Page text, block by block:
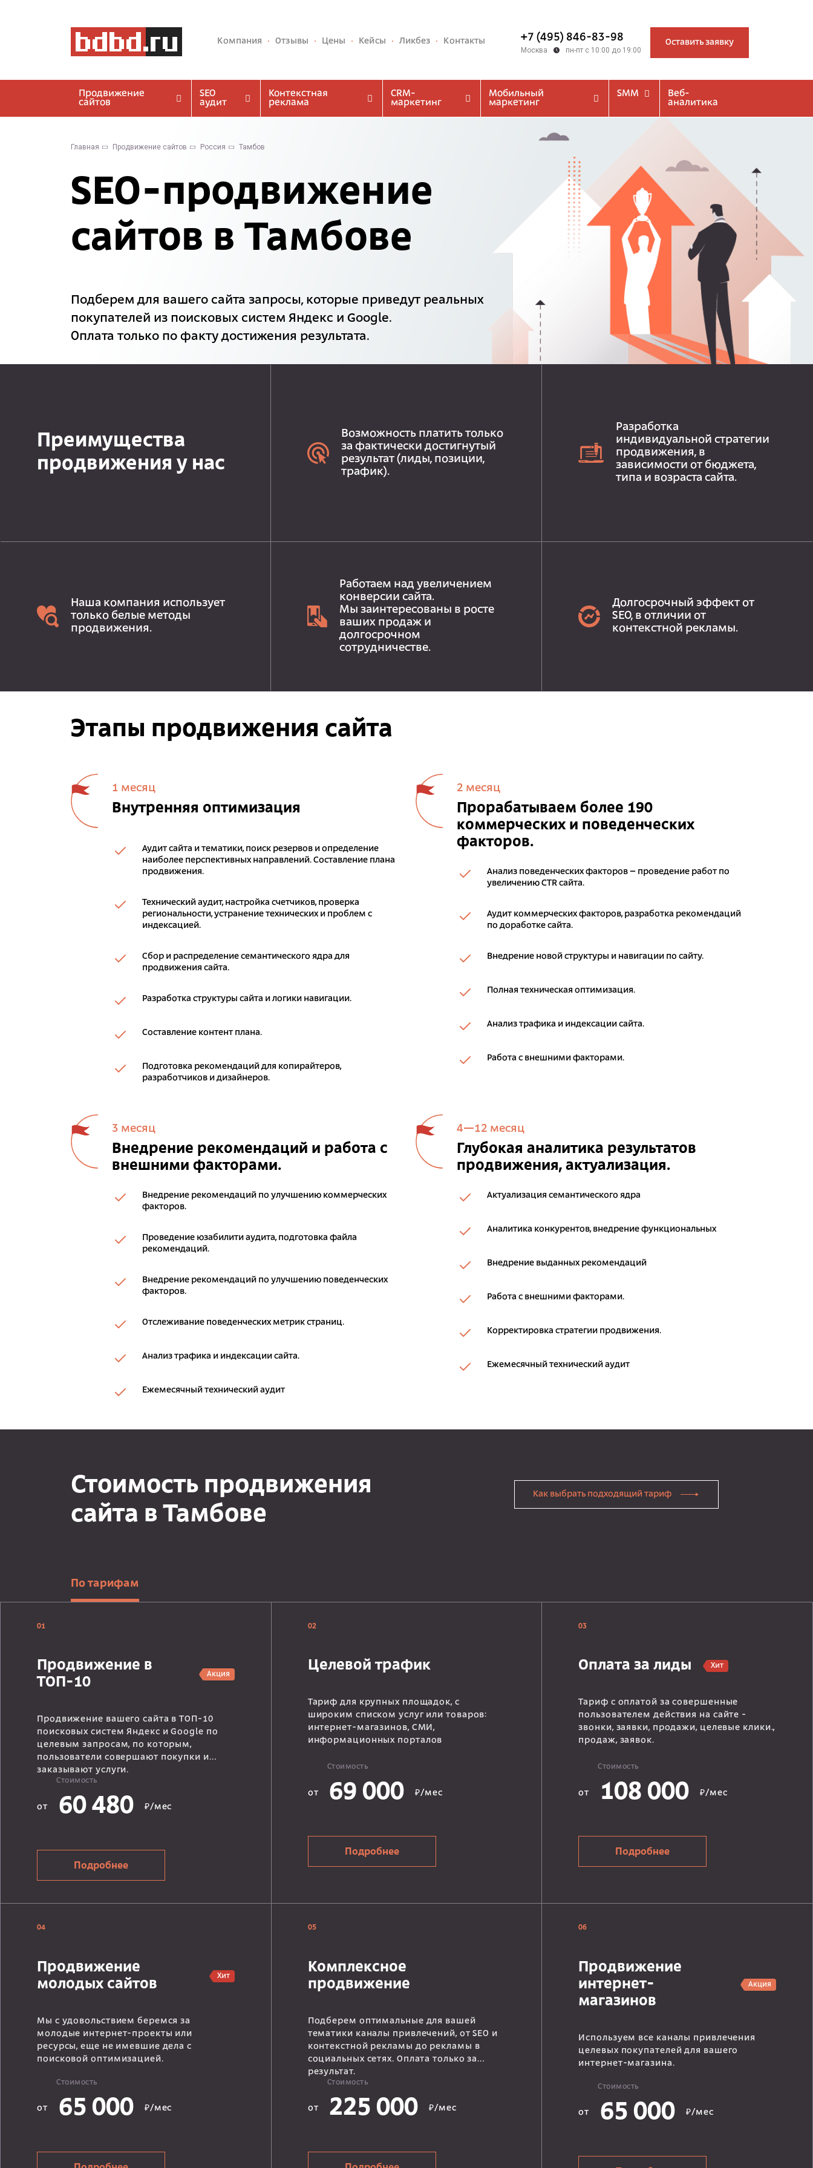
Компания Отзывы Цены Кейсы Ликбез Контакты +7 (495) 846-83-98
Москва пн-пт с 10:00 до 19:00
Оставить заявку
Продвижение
сайтов
SEO
аудит
Контекстная
реклама
CRM-
маркетинг
Мобильный
маркетинг
SMM
Веб-
аналитика
Главная Продвижение сайтов Россия Тамбов
SEO-продвижение
сайтов в Тамбове
Подберем для вашего сайта запросы, которые приведут реальных
покупателей из поисковых систем Яндекс и Google.
Оплата только по факту достижения результата.
Преимущества
продвижения у нас
Возможность платить только
за фактически достигнутый
результат (лиды, позиции,
трафик).
Разработка
индивидуальной стратегии
продвижения, в
зависимости от бюджета,
типа и возраста сайта.
Наша компания использует
только белые методы
продвижения.
Работаем над увеличением
конверсии сайта.
Мы заинтересованы в росте
ваших продаж и
долгосрочном
сотрудничестве.
Долгосрочный эффект от
SEO, в отличии от
контекстной рекламы.
Этапы продвижения сайта
1 месяц
Внутренняя оптимизация
Аудит сайта и тематики, поиск резервов и определение
наиболее перспективных направлений. Составление плана
продвижения.
Технический аудит, настройка счетчиков, проверка
региональности, устранение технических и проблем с
индексацией.
Сбор и распределение семантического ядра для
продвижения сайта.
Разработка структуры сайта и логики навигации.
Составление контент плана.
Подготовка рекомендаций для копирайтеров,
разработчиков и дизайнеров.
2 месяц
Прорабатываем более 190
коммерческих и поведенческих
факторов.
Анализ поведенческих факторов – проведение работ по
увеличению CTR сайта.
Аудит коммерческих факторов, разработка рекомендаций
по доработке сайта.
Внедрение новой структуры и навигации по сайту.
Полная техническая оптимизация.
Анализ трафика и индексации сайта.
Работа с внешними факторами.
3 месяц
Внедрение рекомендаций и работа с
внешними факторами.
Внедрение рекомендаций по улучшению коммерческих
факторов.
Проведение юзабилити аудита, подготовка файла
рекомендаций.
Внедрение рекомендаций по улучшению поведенческих
факторов.
Отслеживание поведенческих метрик страниц.
Анализ трафика и индексации сайта.
Ежемесячный технический аудит
4—12 месяц
Глубокая аналитика результатов
продвижения, актуализация.
Актуализация семантического ядра
Аналитика конкурентов, внедрение функциональных
Внедрение выданных рекомендаций
Работа с внешними факторами.
Корректировка стратегии продвижения.
Ежемесячный технический аудит
Стоимость продвижения
сайта в Тамбове
Как выбрать подходящий тариф
По тарифам
01
Продвижение в
ТОП-10
Акция
Продвижение вашего сайта в ТОП-10
поисковых систем Яндекс и Google по
целевым запросам, по которым,
пользователи совершают покупки и
заказывают услуги.
Стоимость
от 60 480 ₽/мес
Подробнее
02
Целевой трафик
Тариф для крупных площадок, с
широким списком услуг или товаров:
интернет-магазинов, СМИ,
информационных порталов
Стоимость
от 69 000 ₽/мес
Подробнее
03
Оплата за лиды Хит
Тариф с оплатой за совершенные
пользователем действия на сайте -
звонки, заявки, продажи, целевые клики.,
продаж, заявок.
Стоимость
от 108 000 ₽/мес
Подробнее
04
Продвижение
молодых сайтов
Хит
Мы с удовольствием беремся за
молодые интернет-проекты или
ресурсы, еще не имевшие дела с
поисковой оптимизацией.
Стоимость
от 65 000 ₽/мес
05
Комплексное
продвижение
Подберем оптимальные для вашей
тематики каналы привлечений, от SEO и
контекстной рекламы до рекламы в
социальных сетях. Оплата только за
результат.
Стоимость
от 225 000 ₽/мес
06
Продвижение
интернет-
магазинов
Акция
Используем все каналы привлечения
целевых покупателей для вашего
интернет-магазина.
Стоимость
от 65 000 ₽/мес